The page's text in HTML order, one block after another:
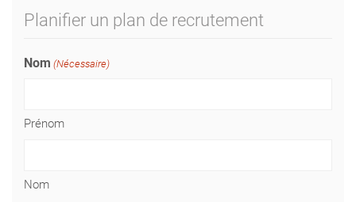
Planifier un plan de recrutement
Nom (Nécessaire)
Prénom
Nom